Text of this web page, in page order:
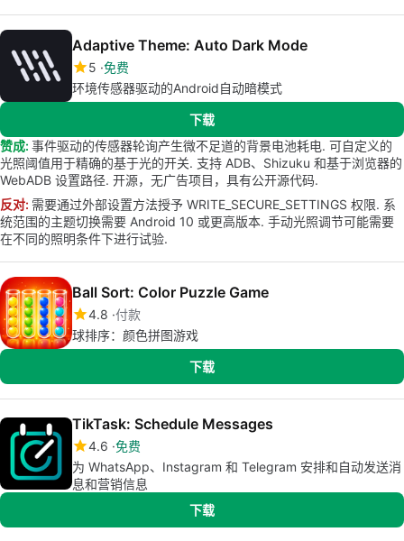
Adaptive Theme: Auto Dark Mode
5 免费
环境传感器驱动的Android自动暗模式
下载
赞成: 事件驱动的传感器轮询产生微不足道的背景电池耗电. 可自定义的
光照阈值用于精确的基于光的开关. 支持 ADB、Shizuku 和基于浏览器的
WebADB 设置路径. 开源，无广告项目，具有公开源代码.
反对: 需要通过外部设置方法授予 WRITE_SECURE_SETTINGS 权限. 系
统范围的主题切换需要 Android 10 或更高版本. 手动光照调节可能需要
在不同的照明条件下进行试验.
Ball Sort: Color Puzzle Game
4.8 付款
球排序：颜色拼图游戏
下载
TikTask: Schedule Messages
4.6 免费
为 WhatsApp、Instagram 和 Telegram 安排和自动发送消
息和营销信息
下载